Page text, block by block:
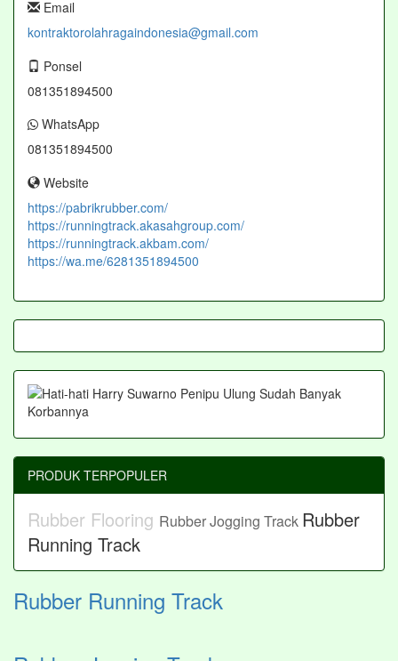
Email
kontraktorolahragaindonesia@gmail.com
Ponsel
081351894500
WhatsApp
081351894500
Website
https://pabrikrubber.com/
https://runningtrack.akasahgroup.com/
https://runningtrack.akbam.com/
https://wa.me/6281351894500
PRODUK TERPOPULER
Rubber Flooring Rubber Jogging Track Rubber
Running Track
Rubber Running Track